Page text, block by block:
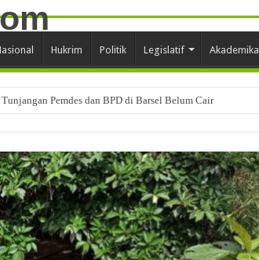
Hukrim Politik Legislatif Akademika
Pemdes dan BPD di Barsel Belum Cair